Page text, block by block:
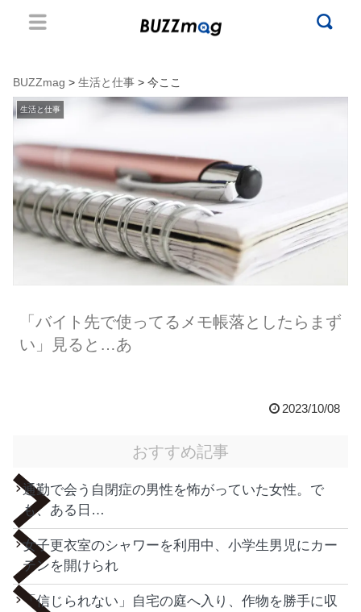
BUZZmag > 生活と仕事 > 今ここ
生活と仕事
「バイト先で使ってるメモ帳落としたらまず
い」見ると…あ
2023/10/08
おすすめ記事
通勤で会う自閉症の男性を怖がっていた女性。で
も、ある日…
女子更衣室のシャワーを利用中、小学生男児にカー
テンを開けられ
「信じられない」自宅の庭へ入り、作物を勝手に収